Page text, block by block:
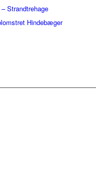
Strandtrehage
Hindebæger